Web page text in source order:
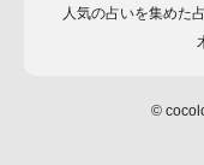
人気の占いを集めた
©